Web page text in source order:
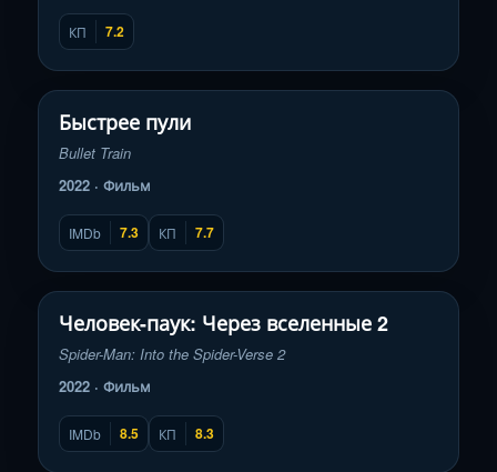
КП 7.2
▶
Быстрее пули
Bullet Train
2022 · Фильм
IMDb 7.3 КП 7.7
▶
Человек-паук: Через вселенные 2
Spider-Man: Into the Spider-Verse 2
2022 · Фильм
IMDb 8.5 КП 8.3